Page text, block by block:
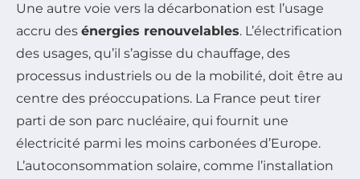
Une autre voie vers la décarbonation est l’usage
accru des énergies renouvelables. L’électrification
des usages, qu’il s’agisse du chauffage, des
processus industriels ou de la mobilité, doit être au
centre des préoccupations. La France peut tirer
parti de son parc nucléaire, qui fournit une
électricité parmi les moins carbonées d’Europe.
L’autoconsommation solaire, comme l’installation